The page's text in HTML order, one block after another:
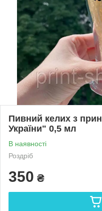
Пивний келих з
України" 0,5 мл
В наявності
Роздріб
350 ₴